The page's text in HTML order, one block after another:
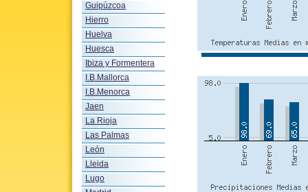
Guipúzcoa
Hierro
Huelva
Huesca
Ibiza y Formentera
I.B.Mallorca
I.B.Menorca
Jaen
La Rioja
Las Palmas
León
Lleida
Lugo